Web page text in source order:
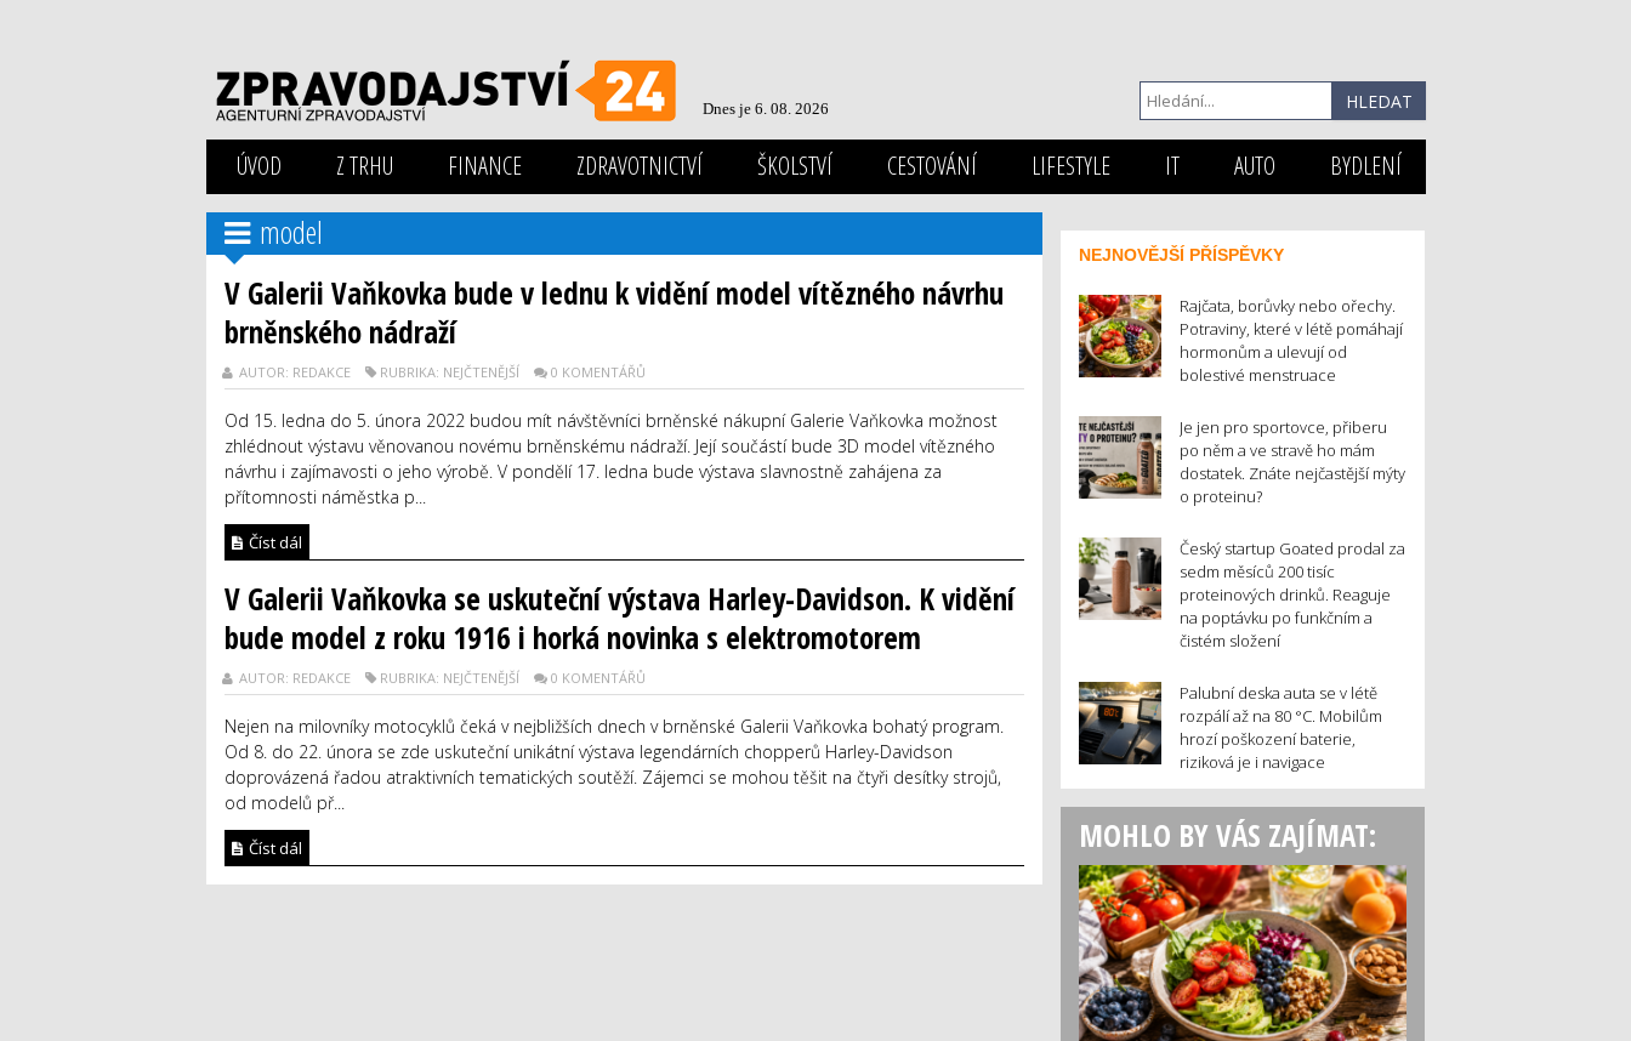
Dnes je 6. 08. 2026
ÚVOD Z TRHU FINANCE ZDRAVOTNICTVÍ ŠKOLSTVÍ CESTOVÁNÍ LIFESTYLE IT AUTO BYDLENÍ
model
V Galerii Vaňkovka bude v lednu k vidění model vítězného návrhu
brněnského nádraží
AUTOR: REDAKCE RUBRIKA: NEJČTENĚJŠÍ 0 KOMENTÁŘŮ
Od 15. ledna do 5. února 2022 budou mít návštěvníci brněnské nákupní Galerie Vaňkovka možnost
zhlédnout výstavu věnovanou novému brněnskému nádraží. Její součástí bude 3D model vítězného
návrhu i zajímavosti o jeho výrobě. V pondělí 17. ledna bude výstava slavnostně zahájena za
přítomnosti náměstka p...
Číst dál
V Galerii Vaňkovka se uskuteční výstava Harley-Davidson. K vidění
bude model z roku 1916 i horká novinka s elektromotorem
AUTOR: REDAKCE RUBRIKA: NEJČTENĚJŠÍ 0 KOMENTÁŘŮ
Nejen na milovníky motocyklů čeká v nejbližších dnech v brněnské Galerii Vaňkovka bohatý program.
Od 8. do 22. února se zde uskuteční unikátní výstava legendárních chopperů Harley-Davidson
doprovázená řadou atraktivních tematických soutěží. Zájemci se mohou těšit na čtyři desítky strojů,
od modelů př...
Číst dál
NEJNOVĚJŠÍ PŘÍSPĚVKY
Rajčata, borůvky nebo ořechy.
Potraviny, které v létě pomáhají
hormonům a ulevují od
bolestivé menstruace
Je jen pro sportovce, přiberu
po něm a ve stravě ho mám
dostatek. Znáte nejčastější mýty
o proteinu?
Český startup Goated prodal za
sedm měsíců 200 tisíc
proteinových drinků. Reaguje
na poptávku po funkčním a
čistém složení
Palubní deska auta se v létě
rozpálí až na 80 °C. Mobilům
hrozí poškození baterie,
riziková je i navigace
MOHLO BY VÁS ZAJÍMAT: